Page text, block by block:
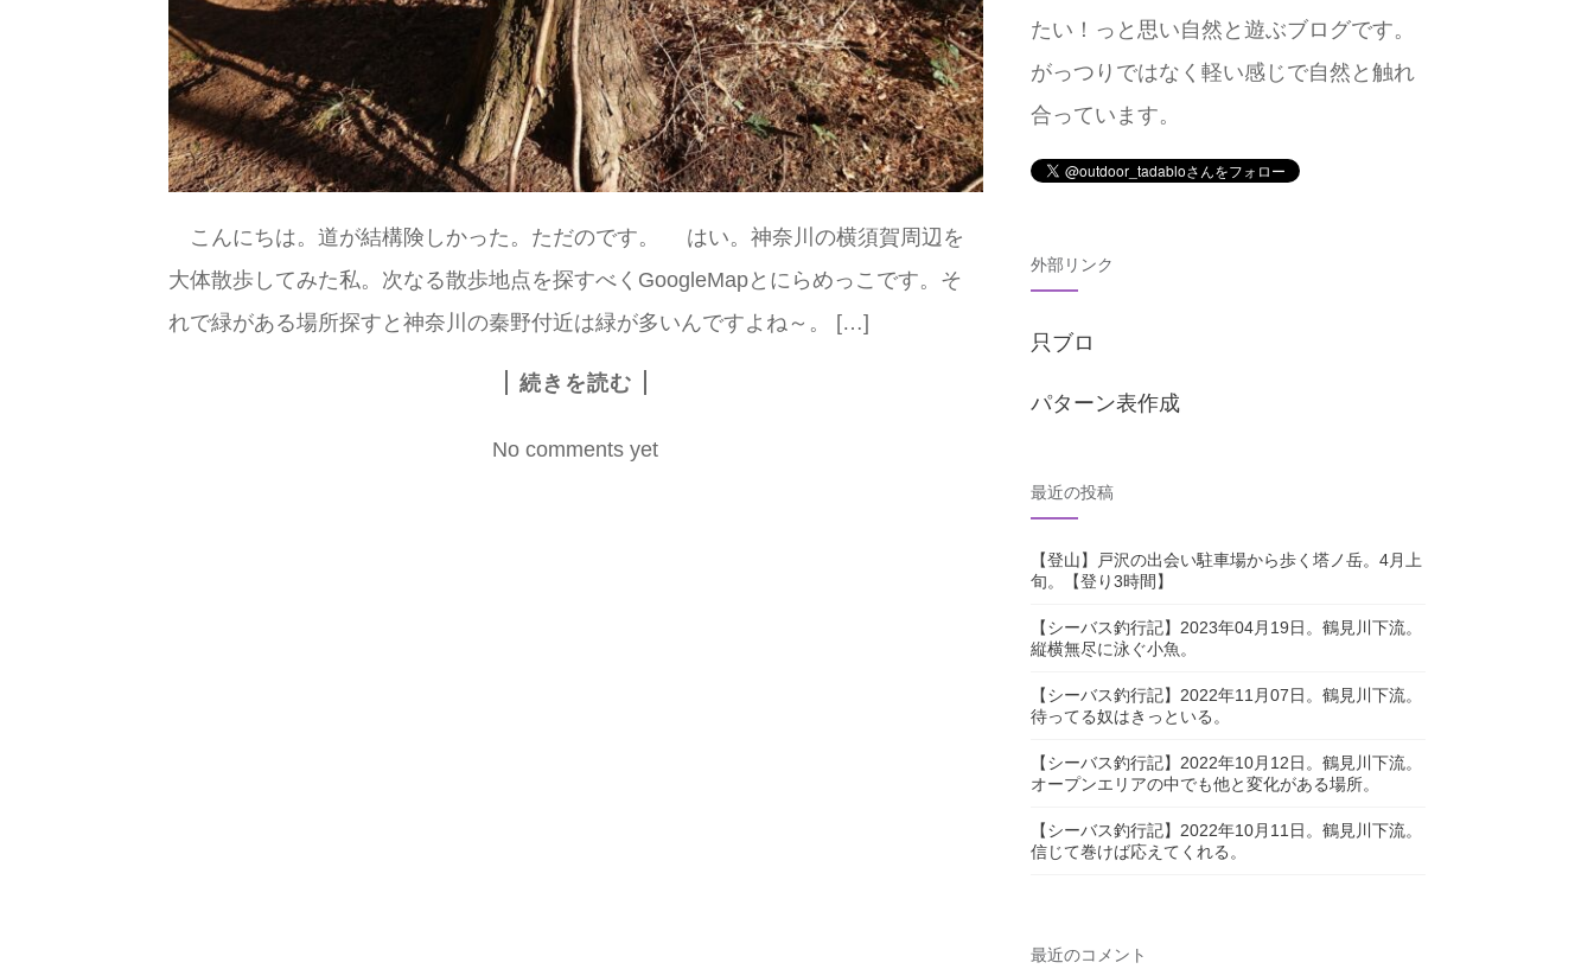
こんにちは。道が結構険しかった。ただのです。 はい。神奈川の横須賀周辺を
大体散歩してみた私。次なる散歩地点を探すべくGoogleMapとにらめっこです。そ
れで緑がある場所探すと神奈川の秦野付近は緑が多いんですよね～。 […]
続きを読む
No comments yet
たい！っと思い自然と遊ぶブログです。
がっつりではなく軽い感じで自然と触れ
合っています。
外部リンク
只ブロ
パターン表作成
最近の投稿
【登山】戸沢の出会い駐車場から歩く塔ノ岳。4月上
旬。【登り3時間】
【シーバス釣行記】2023年04月19日。鶴見川下流。
縦横無尽に泳ぐ小魚。
【シーバス釣行記】2022年11月07日。鶴見川下流。
待ってる奴はきっといる。
【シーバス釣行記】2022年10月12日。鶴見川下流。
オープンエリアの中でも他と変化がある場所。
【シーバス釣行記】2022年10月11日。鶴見川下流。
信じて巻けば応えてくれる。
最近のコメント